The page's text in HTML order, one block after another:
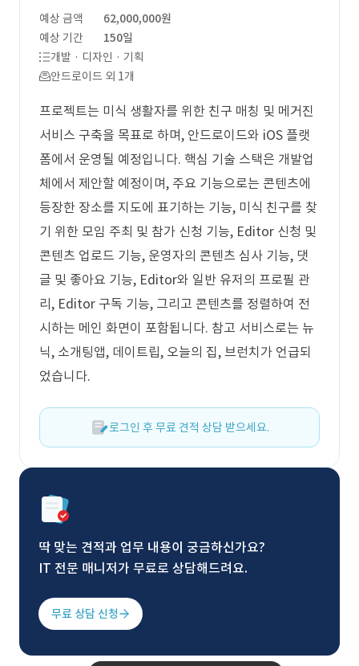
예상 금액
62,000,000원
예상 기간
150일
개발 · 디자인 · 기획
안드로이드 외 1개
프로젝트는 미식 생활자를 위한 친구 매칭 및 메거진
서비스 구축을 목표로 하며, 안드로이드와 iOS 플랫
폼에서 운영될 예정입니다. 핵심 기술 스택은 개발업
체에서 제안할 예정이며, 주요 기능으로는 콘텐츠에
등장한 장소를 지도에 표기하는 기능, 미식 친구를 찾
기 위한 모임 주최 및 참가 신청 기능, Editor 신청 및
콘텐츠 업로드 기능, 운영자의 콘텐츠 심사 기능, 댓
글 및 좋아요 기능, Editor와 일반 유저의 프로필 관
리, Editor 구독 기능, 그리고 콘텐츠를 정렬하여 전
시하는 메인 화면이 포함됩니다. 참고 서비스로는 뉴
닉, 소개팅앱, 데이트립, 오늘의 집, 브런치가 언급되
었습니다.
로그인 후 무료 견적 상담 받으세요.
딱 맞는 견적과 업무 내용이 궁금하신가요?
IT 전문 매니저가 무료로 상담해드려요.
무료 상담 신청